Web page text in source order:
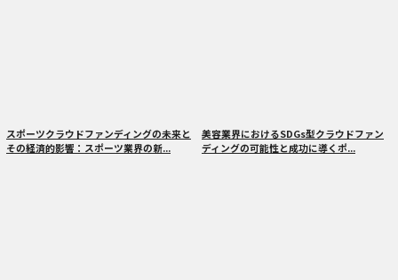
スポーツクラウドファンディングの未来と
その経済的影響：スポーツ業界の新...
美容業界におけるSDGs型クラウドファン
ディングの可能性と成功に導くポ...